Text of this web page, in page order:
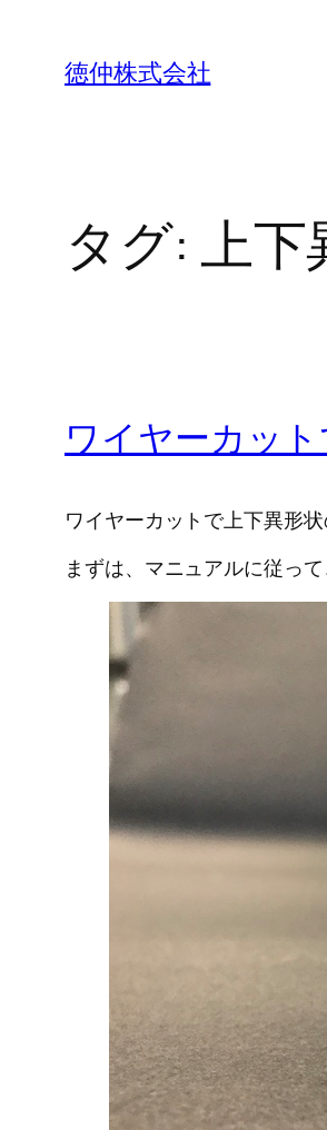
徳仲株式会社
タグ: 上下
ワイヤーカッ
ワイヤーカットで上下異形
まずは、マニュアルに従っ